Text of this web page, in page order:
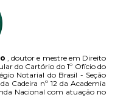
, doutor e mestre em Direito
do Cartório do 1º Ofício do
Notarial do Brasil - Seção
Cadeira nº 12 da Academia
Nacional com atuação no